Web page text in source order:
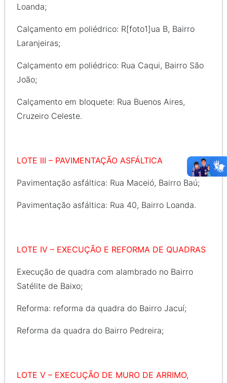
Loanda;
Calçamento em poliédrico: R[foto1]ua B, Bairro
Laranjeiras;
Calçamento em poliédrico: Rua Caqui, Bairro São
João;
Calçamento em bloquete: Rua Buenos Aires,
Cruzeiro Celeste.
LOTE III – PAVIMENTAÇÃO ASFÁLTICA
Pavimentação asfáltica: Rua Maceió, Bairro Baú;
Pavimentação asfáltica: Rua 40, Bairro Loanda.
LOTE IV – EXECUÇÃO E REFORMA DE QUADRAS
Execução de quadra com alambrado no Bairro
Satélite de Baixo;
Reforma: reforma da quadra do Bairro Jacuí;
Reforma da quadra do Bairro Pedreira;
LOTE V – EXECUÇÃO DE MURO DE ARRIMO,